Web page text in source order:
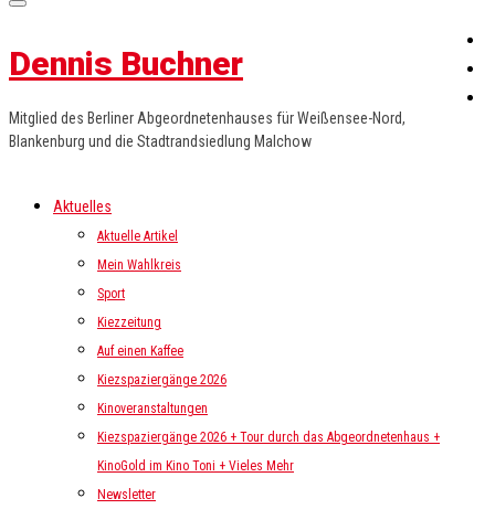
Dennis Buchner
Mitglied des Berliner Abgeordnetenhauses für Weißensee-Nord,
Blankenburg und die Stadtrandsiedlung Malchow
Aktuelles
Aktuelle Artikel
Mein Wahlkreis
Sport
Kiezzeitung
Auf einen Kaffee
Kiezspaziergänge 2026
Kinoveranstaltungen
Kiezspaziergänge 2026 + Tour durch das Abgeordnetenhaus +
KinoGold im Kino Toni + Vieles Mehr
Newsletter